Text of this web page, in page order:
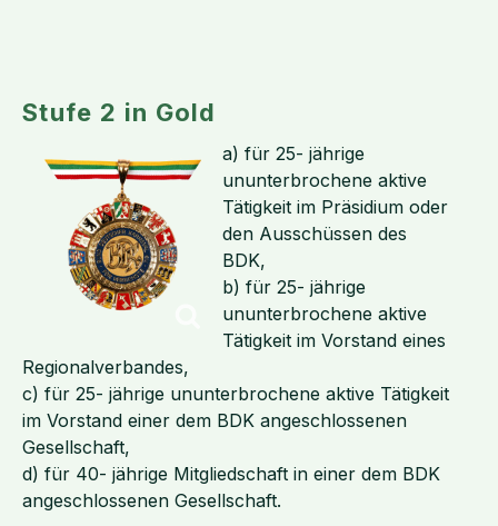
Stufe 2 in Gold
a) für 25- jährige
ununterbrochene aktive
Tätigkeit im Präsidium oder
den Ausschüssen des
BDK,
b) für 25- jährige
ununterbrochene aktive
Tätigkeit im Vorstand eines
Regionalverbandes,
c) für 25- jährige ununterbrochene aktive Tätigkeit
im Vorstand einer dem BDK angeschlossenen
Gesellschaft,
d) für 40- jährige Mitgliedschaft in einer dem BDK
angeschlossenen Gesellschaft.